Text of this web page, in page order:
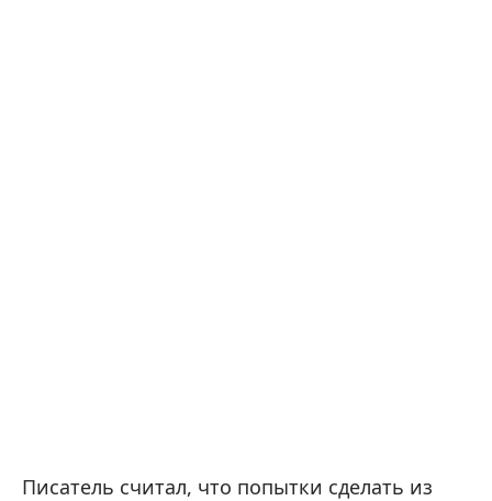
Писатель считал, что попытки сделать из